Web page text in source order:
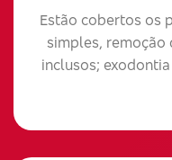
Estão cobertos os
simples, remoção
inclusos;